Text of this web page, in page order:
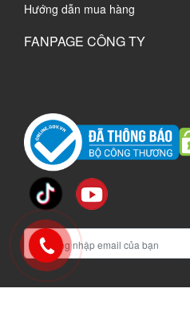
Hướng dẫn mua hàng
FANPAGE CÔNG TY